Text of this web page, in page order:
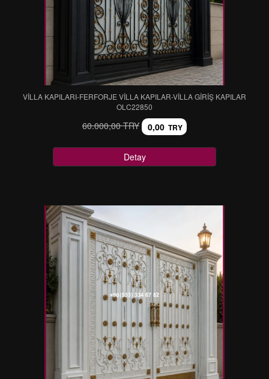
VİLLA KAPILARI-FERFORJE VİLLA KAPILAR-VİLLA GİRİŞ KAPILAR
OLC22850
60.000,00 TRY 0,00 TRY
Detay